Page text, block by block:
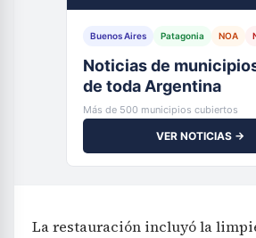
Buenos Aires Patagonia NOA
Noticias de
de toda Argentina
Más de 500 municipios cubiertos
VER NOTICIAS →
La restauración incluyó la